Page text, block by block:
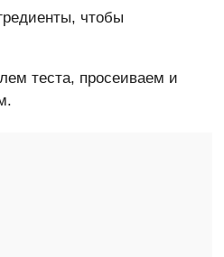
чтобы
теста, просеиваем и